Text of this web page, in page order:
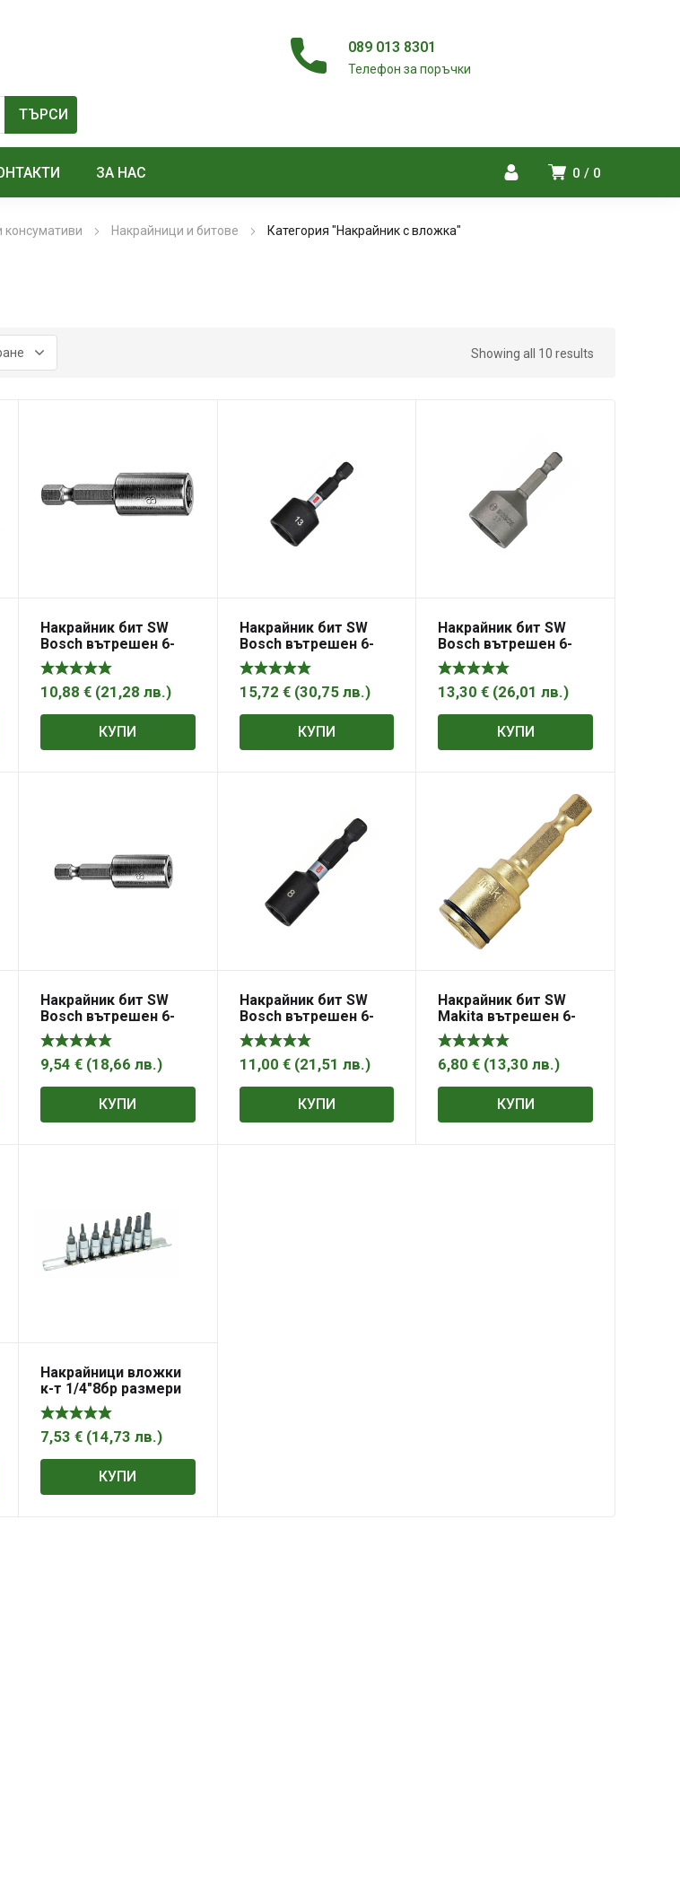
089 013 8301
Телефон за поръчки
0 0
ЗА НАС
консумативи Накрайници и битове Категория "Накрайник с вложка"
Showing all 10 results
Накрайник бит SW
Bosch вътрешен 6-
стен магнитен SW 12,
1/4″, 50 мм
10,88 € (21,28 лв.)
КУПИ
Накрайник бит SW
Bosch вътрешен 6-
стен магнитен SW 13,
1/4″, 50 мм, Impact
Control
15,72 € (30,75 лв.)
КУПИ
Накрайник бит SW
Bosch вътрешен 6-
стен магнитен SW 17,
1/4″, 50 мм
13,30€ (26,01лв.)
КУПИ
Накрайник бит SW
Bosch вътрешен 6-
стен магнитен SW 8,
1/4″, 50 мм
9,54 € (18,66 лв.)
КУПИ
Накрайник бит SW
Bosch вътрешен 6-
стен магнитен SW 8,
1/4″, 50 мм, Impact
Control
11,00 € (21,51 лв.)
КУПИ
Накрайник бит SW
Makita вътрешен 6-
стен магнитен SW 8,
1/4″, 50 мм
6,80€ (13,30лв.)
КУПИ
Накрайници вложки
к-т 1/4″8бр размери
TS8-40 TOPMASTER
7,53 € (14,73 лв.)
КУПИ